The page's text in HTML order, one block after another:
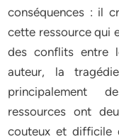
conséquences : il
cette ressource qui
des conflits entre
auteur, la
principalement
ressources ont
couteux et difficile